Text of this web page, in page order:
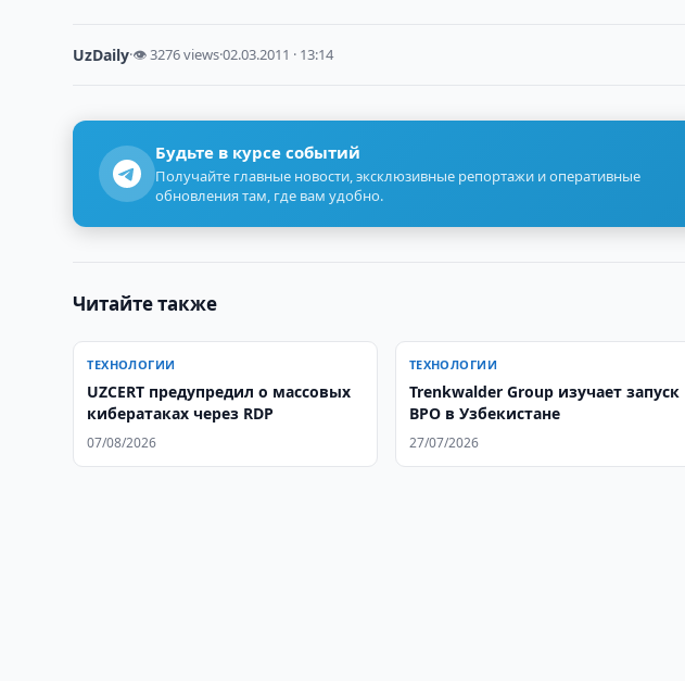
UzDaily·👁 3276 views·02.03.2011 · 13:14
Будьте в курсе событий
Получайте главные новости, эксклюзивные репортажи и оперативные
обновления там, где вам удобно.
Читайте также
ТЕХНОЛОГИИ
UZCERT предупредил о массовых
кибератаках через RDP
07/08/2026
ТЕХНОЛОГИИ
Trenkwalder Group изучает запуск
BPO в Узбекистане
27/07/2026